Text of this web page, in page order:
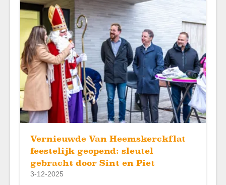
Vernieuwde Van Heemskerckflat
feestelijk geopend: sleutel
gebracht door Sint en Piet
3-12-2025